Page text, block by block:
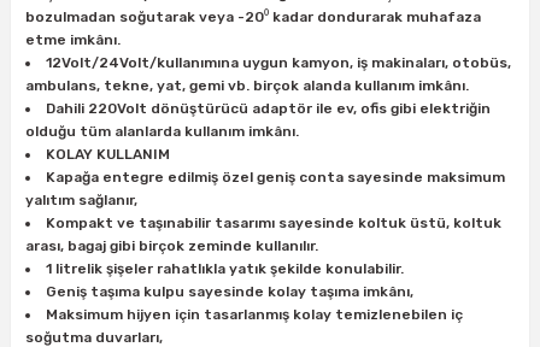
bozulmadan soğutarak veya -20⁰ kadar dondurarak muhafaza
etme imkânı.
12Volt/24Volt/kullanımına uygun kamyon, iş makinaları, otobüs,
ambulans, tekne, yat, gemi vb. birçok alanda kullanım imkânı.
Dahili 220Volt dönüştürücü adaptör ile ev, ofis gibi elektriğin
olduğu tüm alanlarda kullanım imkânı.
KOLAY KULLANIM
Kapağa entegre edilmiş özel geniş conta sayesinde maksimum
yalıtım sağlanır,
Kompakt ve taşınabilir tasarımı sayesinde koltuk üstü, koltuk
arası, bagaj gibi birçok zeminde kullanılır.
1 litrelik şişeler rahatlıkla yatık şekilde konulabilir.
Geniş taşıma kulpu sayesinde kolay taşıma imkânı,
Maksimum hijyen için tasarlanmış kolay temizlenebilen iç
soğutma duvarları,